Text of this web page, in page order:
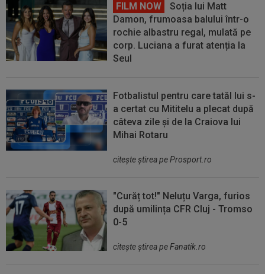
FILM NOW
Soția lui Matt
Damon, frumoasa balului într-o
rochie albastru regal, mulată pe
corp. Luciana a furat atenția la
Seul
Fotbalistul pentru care tatăl lui s-
a certat cu Mititelu a plecat după
câteva zile și de la Craiova lui
Mihai Rotaru
citeşte ştirea pe Prosport.ro
"Curăț tot!" Neluțu Varga, furios
după umilința CFR Cluj - Tromso
0-5
citeşte ştirea pe Fanatik.ro